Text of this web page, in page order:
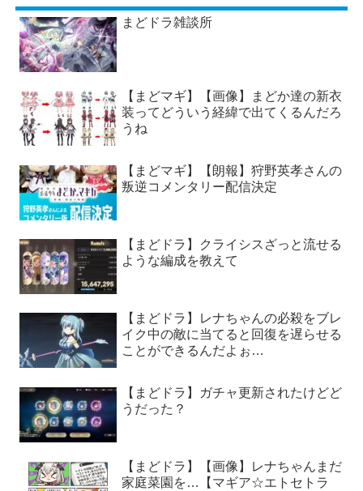
まどドラ雑談所
【まどマギ】【画像】まどか達の新衣
装ってどういう経緯で出てくるんだろ
うね
【まどマギ】【朗報】狩野英孝さんの
叛逆コメンタリー配信決定
【まどドラ】クライシスざっと流せる
ような編成を教えて
【まどドラ】レナちゃんの必殺をブレ
イク中の敵に当てると回復を遅らせる
ことができるんだよぉ…
【まどドラ】ガチャ更新されたけどど
うだった？
【まどドラ】【画像】レナちゃんまだ
家庭菜園を…【マギア☆エトセトラ